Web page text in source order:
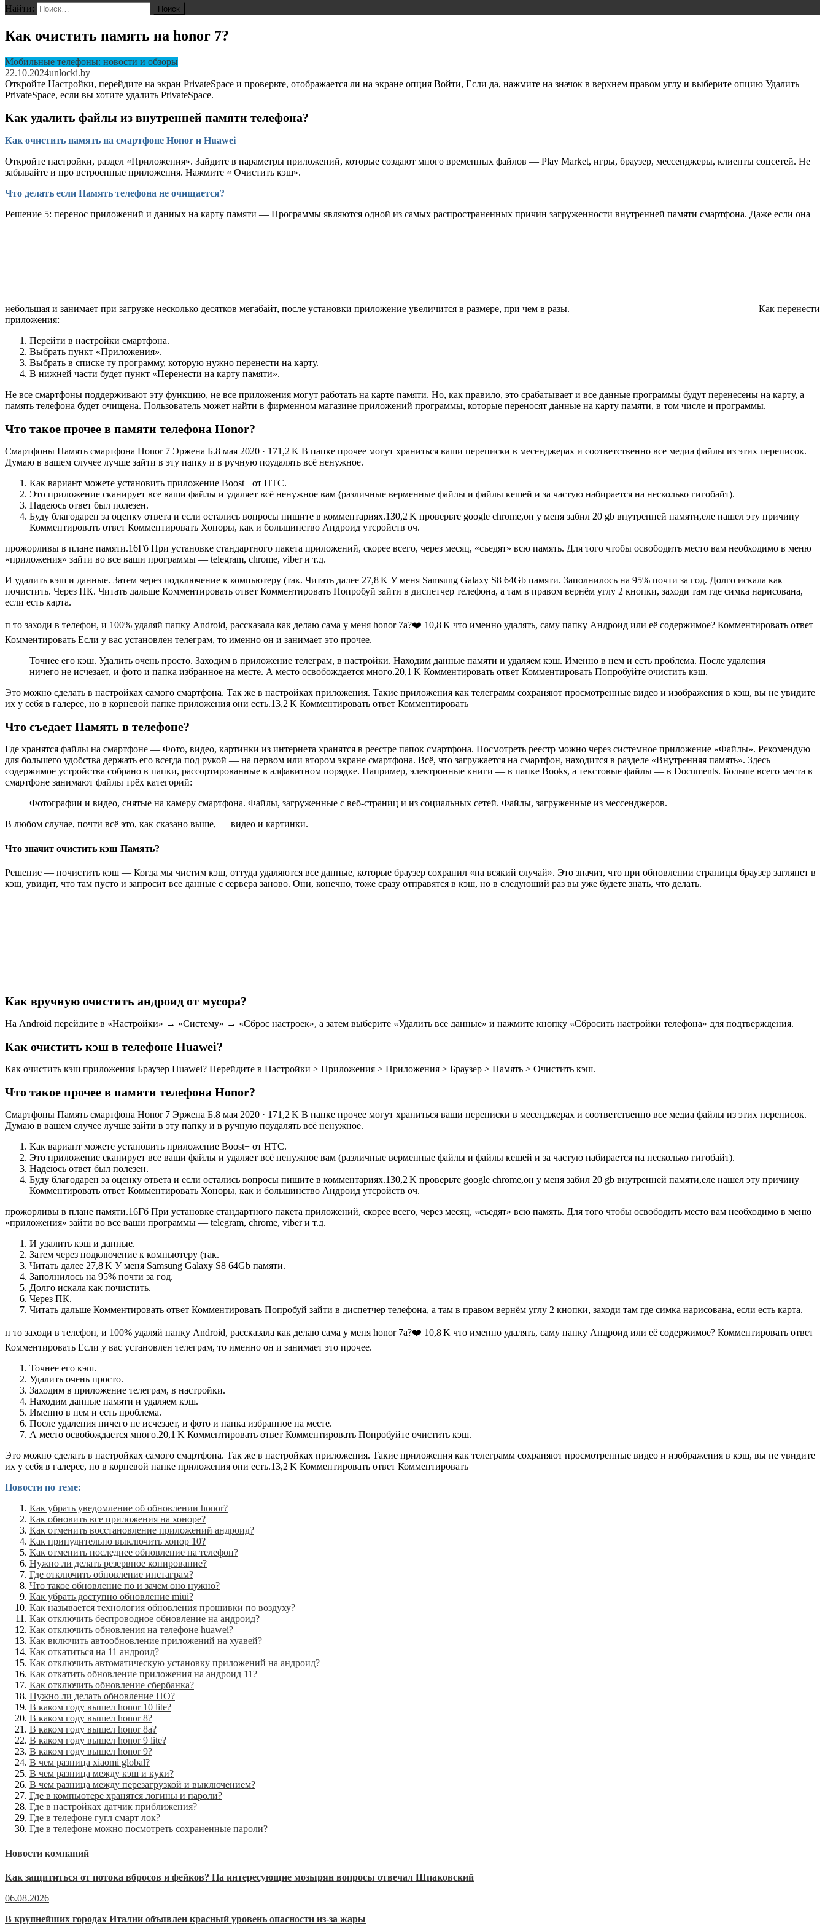
Найти:
Как очистить память на honor 7?
Мобильные телефоны: новости и обзоры
22.10.2024unlocki.by
Откройте Настройки, перейдите на экран PrivateSpace и проверьте, отображается ли на экране опция Войти, Если да, нажмите на значок в верхнем правом углу и выберите опцию Удалить
PrivateSpace, если вы хотите удалить PrivateSpace.
Как удалить файлы из внутренней памяти телефона?
Как очистить память на смартфоне Honor и Huawei
Откройте настройки, раздел «Приложения». Зайдите в параметры приложений, которые создают много временных файлов — Play Market, игры, браузер, мессенджеры, клиенты соцсетей. Не
забывайте и про встроенные приложения. Нажмите « Очистить кэш».
Что делать если Память телефона не очищается?
Решение 5: перенос приложений и данных на карту памяти — Программы являются одной из самых распространенных причин загруженности внутренней памяти смартфона. Даже если она
небольшая и занимает при загрузке несколько десятков мегабайт, после установки приложение увеличится в размере, при чем в разы.
Как перенести
приложения:
Перейти в настройки смартфона.
Выбрать пункт «Приложения».
Выбрать в списке ту программу, которую нужно перенести на карту.
В нижней части будет пункт «Перенести на карту памяти».
Не все смартфоны поддерживают эту функцию, не все приложения могут работать на карте памяти. Но, как правило, это срабатывает и все данные программы будут перенесены на карту, а
память телефона будет очищена. Пользователь может найти в фирменном магазине приложений программы, которые переносят данные на карту памяти, в том числе и программы.
Что такое прочее в памяти телефона Honor?
Смартфоны Память смартфона Honor 7 Эржена Б.8 мая 2020 · 171,2 K В папке прочее могут храниться ваши переписки в месенджерах и соответственно все медиа файлы из этих переписок.
Думаю в вашем случее лучше зайти в эту папку и в ручную поудалять всё ненужное.
Как вариант можете установить приложение Boost+ от HTC.
Это приложение сканирует все ваши файлы и удаляет всё ненужное вам (различные верменные файлы и файлы кешей и за частую набирается на несколько гигобайт).
Надеюсь ответ был полезен.
Буду благодарен за оценку ответа и если остались вопросы пишите в комментариях.130,2 K проверьте google chrome,он у меня забил 20 gb внутренней памяти,еле нашел эту причину
Комментировать ответ Комментировать Хоноры, как и большинство Андроид утсройств оч.
прожорливы в плане памяти.16Гб При установке стандартного пакета приложений, скорее всего, через месяц, «съедят» всю память. Для того чтобы освободить место вам необходимо в меню
«приложения» зайти во все ваши программы — telegram, chrome, viber и т.д.
И удалить кэш и данные. Затем через подключение к компьютеру (так. Читать далее 27,8 K У меня Samsung Galaxy S8 64Gb памяти. Заполнилось на 95% почти за год. Долго искала как
почистить. Через ПК. Читать дальше Комментировать ответ Комментировать Попробуй зайти в диспетчер телефона, а там в правом вернём углу 2 кнопки, заходи там где симка нарисована,
если есть карта.
п то заходи в телефон, и 100% удаляй папку Android, рассказала как делаю сама у меня honor 7a?❤️ 10,8 K что именно удалять, саму папку Андроид или её содержимое? Комментировать ответ
Комментировать Если у вас установлен телеграм, то именно он и занимает это прочее.
Точнее его кэш. Удалить очень просто. Заходим в приложение телеграм, в настройки. Находим данные памяти и удаляем кэш. Именно в нем и есть проблема. После удаления
ничего не исчезает, и фото и папка избранное на месте. А место освобождается много.20,1 K Комментировать ответ Комментировать Попробуйте очистить кэш.
Это можно сделать в настройках самого смартфона. Так же в настройках приложения. Такие приложения как телеграмм сохраняют просмотренные видео и изображения в кэш, вы не увидите
их у себя в галерее, но в корневой папке приложения они есть.13,2 K Комментировать ответ Комментировать
Что съедает Память в телефоне?
Где хранятся файлы на смартфоне — Фото, видео, картинки из интернета хранятся в реестре папок смартфона. Посмотреть реестр можно через системное приложение «Файлы». Рекомендую
для большего удобства держать его всегда под рукой — на первом или втором экране смартфона. Всё, что загружается на смартфон, находится в разделе «Внутренняя память». Здесь
содержимое устройства собрано в папки, рассортированные в алфавитном порядке. Например, электронные книги — в папке Books, а текстовые файлы — в Documents. Больше всего места в
смартфоне занимают файлы трёх категорий:
Фотографии и видео, снятые на камеру смартфона. Файлы, загруженные с веб-страниц и из социальных сетей. Файлы, загруженные из мессенджеров.
В любом случае, почти всё это, как сказано выше, — видео и картинки.
Что значит очистить кэш Память?
Решение — почистить кэш — Когда мы чистим кэш, оттуда удаляются все данные, которые браузер сохранил «на всякий случай». Это значит, что при обновлении страницы браузер заглянет в
кэш, увидит, что там пусто и запросит все данные с сервера заново. Они, конечно, тоже сразу отправятся в кэш, но в следующий раз вы уже будете знать, что делать.
Как вручную очистить андроид от мусора?
На Android перейдите в «Настройки» → «Систему» → «Сброс настроек», а затем выберите «Удалить все данные» и нажмите кнопку «Сбросить настройки телефона» для подтверждения.
Как очистить кэш в телефоне Huawei?
Как очистить кэш приложения Браузер Huawei? Перейдите в Настройки > Приложения > Приложения > Браузер > Память > Очистить кэш.
Что такое прочее в памяти телефона Honor?
Смартфоны Память смартфона Honor 7 Эржена Б.8 мая 2020 · 171,2 K В папке прочее могут храниться ваши переписки в месенджерах и соответственно все медиа файлы из этих переписок.
Думаю в вашем случее лучше зайти в эту папку и в ручную поудалять всё ненужное.
Как вариант можете установить приложение Boost+ от HTC.
Это приложение сканирует все ваши файлы и удаляет всё ненужное вам (различные верменные файлы и файлы кешей и за частую набирается на несколько гигобайт).
Надеюсь ответ был полезен.
Буду благодарен за оценку ответа и если остались вопросы пишите в комментариях.130,2 K проверьте google chrome,он у меня забил 20 gb внутренней памяти,еле нашел эту причину
Комментировать ответ Комментировать Хоноры, как и большинство Андроид утсройств оч.
прожорливы в плане памяти.16Гб При установке стандартного пакета приложений, скорее всего, через месяц, «съедят» всю память. Для того чтобы освободить место вам необходимо в меню
«приложения» зайти во все ваши программы — telegram, chrome, viber и т.д.
И удалить кэш и данные.
Затем через подключение к компьютеру (так.
Читать далее 27,8 K У меня Samsung Galaxy S8 64Gb памяти.
Заполнилось на 95% почти за год.
Долго искала как почистить.
Через ПК.
Читать дальше Комментировать ответ Комментировать Попробуй зайти в диспетчер телефона, а там в правом вернём углу 2 кнопки, заходи там где симка нарисована, если есть карта.
п то заходи в телефон, и 100% удаляй папку Android, рассказала как делаю сама у меня honor 7a?❤️ 10,8 K что именно удалять, саму папку Андроид или её содержимое? Комментировать ответ
Комментировать Если у вас установлен телеграм, то именно он и занимает это прочее.
Точнее его кэш.
Удалить очень просто.
Заходим в приложение телеграм, в настройки.
Находим данные памяти и удаляем кэш.
Именно в нем и есть проблема.
После удаления ничего не исчезает, и фото и папка избранное на месте.
А место освобождается много.20,1 K Комментировать ответ Комментировать Попробуйте очистить кэш.
Это можно сделать в настройках самого смартфона. Так же в настройках приложения. Такие приложения как телеграмм сохраняют просмотренные видео и изображения в кэш, вы не увидите
их у себя в галерее, но в корневой папке приложения они есть.13,2 K Комментировать ответ Комментировать
Новости по теме:
Как убрать уведомление об обновлении honor?
Как обновить все приложения на хоноре?
Как отменить восстановление приложений андроид?
Как принудительно выключить хонор 10?
Как отменить последнее обновление на телефон?
Нужно ли делать резервное копирование?
Где отключить обновление инстаграм?
Что такое обновление по и зачем оно нужно?
Как убрать доступно обновление miui?
Как называется технология обновления прошивки по воздуху?
Как отключить беспроводное обновление на андроид?
Как отключить обновления на телефоне huawei?
Как включить автообновление приложений на хуавей?
Как откатиться на 11 андроид?
Как отключить автоматическую установку приложений на андроид?
Как откатить обновление приложения на андроид 11?
Как отключить обновление сбербанка?
Нужно ли делать обновление ПО?
В каком году вышел honor 10 lite?
В каком году вышел honor 8?
В каком году вышел honor 8a?
В каком году вышел honor 9 lite?
В каком году вышел honor 9?
В чем разница xiaomi global?
В чем разница между кэш и куки?
В чем разница между перезагрузкой и выключением?
Где в компьютере хранятся логины и пароли?
Где в настройках датчик приближения?
Где в телефоне гугл смарт лок?
Где в телефоне можно посмотреть сохраненные пароли?
Новости компаний
Как защититься от потока вбросов и фейков? На интересующие мозырян вопросы отвечал Шпаковский
06.08.2026
В крупнейших городах Италии объявлен красный уровень опасности из-за жары